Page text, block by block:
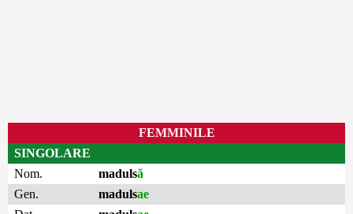
FEMMINILE
SINGOLARE
Nom.
madulsă
Gen.
madulsae